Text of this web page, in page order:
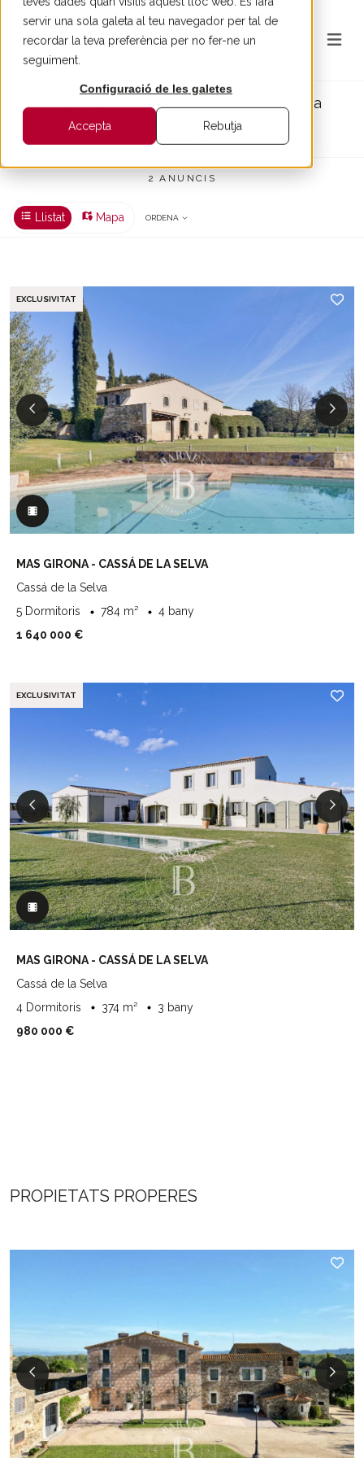
servir una sola galeta al teu navegador per tal de
recordar la teva preferència per no fer-ne un
seguiment.
Configuració de les galetes
Accepta Rebutja
Propietats en venda a Cassà de la Selva
NATURA I PATRIMONI ENTRE LES GAVARRES I EL NUCLI
2 ANUNCIS
Llistat Mapa ORDENA
EXCLUSIVITAT
MAS GIRONA - CASSÁ DE LA SELVA
Cassá de la Selva
5 Dormitoris
784 m²
4 bany
1 640 000 €
EXCLUSIVITAT
MAS GIRONA - CASSÁ DE LA SELVA
Cassá de la Selva
4 Dormitoris
374 m²
3 bany
980 000 €
PROPIETATS PROPERES